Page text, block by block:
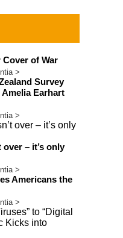
of War
>
Survey
Earhart
>
– it’s only
>
Americans the
>